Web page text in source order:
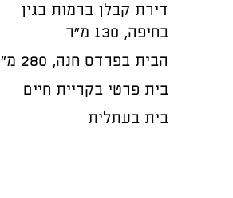
דירת קבלן ברמות בגין
בחיפה, 130 מ"ר
הבית בפרדס חנה, 280 מ״ר
בית פרטי בקריית חיים
בית בעתלית